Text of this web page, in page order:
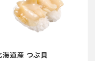
海道産 つぶ貝